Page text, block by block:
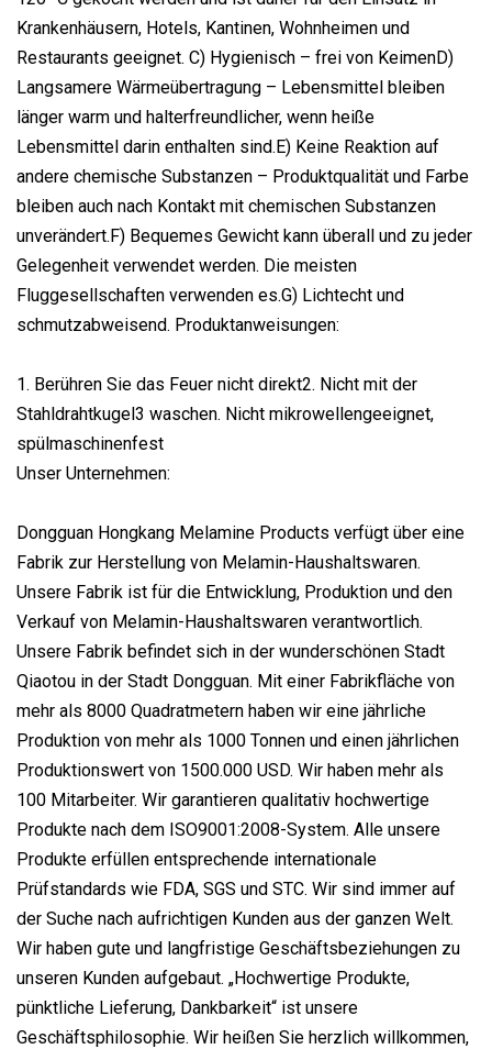
Krankenhäusern, Hotels, Kantinen, Wohnheimen und
Restaurants geeignet. C) Hygienisch – frei von KeimenD)
Langsamere Wärmeübertragung – Lebensmittel bleiben
länger warm und halterfreundlicher, wenn heiße
Lebensmittel darin enthalten sind.E) Keine Reaktion auf
andere chemische Substanzen – Produktqualität und Farbe
bleiben auch nach Kontakt mit chemischen Substanzen
unverändert.F) Bequemes Gewicht kann überall und zu jeder
Gelegenheit verwendet werden. Die meisten
Fluggesellschaften verwenden es.G) Lichtecht und
schmutzabweisend. Produktanweisungen:
1. Berühren Sie das Feuer nicht direkt2. Nicht mit der
Stahldrahtkugel3 waschen. Nicht mikrowellengeeignet,
spülmaschinenfest
Unser Unternehmen:
Dongguan Hongkang Melamine Products verfügt über eine
Fabrik zur Herstellung von Melamin-Haushaltswaren.
Unsere Fabrik ist für die Entwicklung, Produktion und den
Verkauf von Melamin-Haushaltswaren verantwortlich.
Unsere Fabrik befindet sich in der wunderschönen Stadt
Qiaotou in der Stadt Dongguan. Mit einer Fabrikfläche von
mehr als 8000 Quadratmetern haben wir eine jährliche
Produktion von mehr als 1000 Tonnen und einen jährlichen
Produktionswert von 1500.000 USD. Wir haben mehr als
100 Mitarbeiter. Wir garantieren qualitativ hochwertige
Produkte nach dem ISO9001:2008-System. Alle unsere
Produkte erfüllen entsprechende internationale
Prüfstandards wie FDA, SGS und STC. Wir sind immer auf
der Suche nach aufrichtigen Kunden aus der ganzen Welt.
Wir haben gute und langfristige Geschäftsbeziehungen zu
unseren Kunden aufgebaut. „Hochwertige Produkte,
pünktliche Lieferung, Dankbarkeit“ ist unsere
Geschäftsphilosophie. Wir heißen Sie herzlich willkommen,